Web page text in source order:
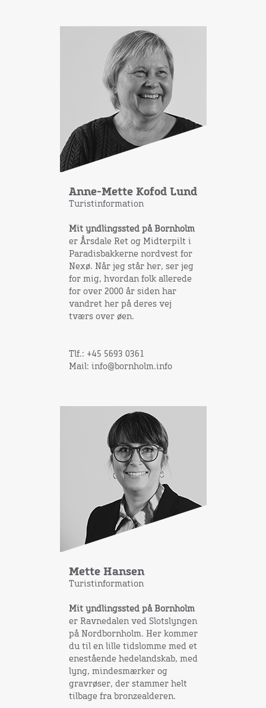
Anne-Mette Kofod Lund
Turistinformation
Mit yndlingssted på Bornholm
er Årsdale Ret og Midterpilt i
Paradisbakkerne nordvest for
Nexø. Når jeg står her, ser jeg
for mig, hvordan folk allerede
for over 2000 år siden har
vandret her på deres vej
tværs over øen.
Tlf.: +45 5693 0361
Mail: info@bornholm.info
Mette Hansen
Turistinformation
Mit yndlingssted på Bornholm
er Ravnedalen ved Slotslyngen
på Nordbornholm. Her kommer
du til en lille tidslomme med et
enestående hedelandskab, med
lyng, mindesmærker og
gravrøser, der stammer helt
tilbage fra bronzealderen.